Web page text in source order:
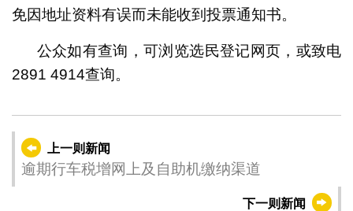
免因地址资料有误而未能收到投票通知书。
公众如有查询，可浏览选民登记网页，或致电
2891 4914查询。
上一则新闻
逾期行车税增网上及自助机缴纳渠道
下一则新闻